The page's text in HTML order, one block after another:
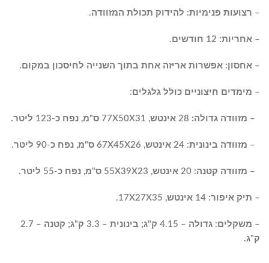
– רצועות פנימיות: להידוק תכולת המזוודה.
– אחריות: 12 חודשים.
– אחסון: אפשרות אריזה אחת בתוך השנייה לחיסכון במקום.
– מימדים חיצוניים כולל גלגלים:
– מזוודה גדולה: 28 אינטש, 77X50X31 ס"מ, נפח כ-123 ליטר.
– מזוודה בינונית: 24 אינטש, 67X45X26 ס"מ, נפח כ-90 ליטר.
– מזוודה קטנה: 20 אינטש, 55X39X23 ס"מ, נפח כ-55 ליטר.
– תיק איפור: 14 אינטש, 17X27X35.
– משקלים: גדולה – 4.15 ק"ג; בינונית – 3.3 ק"ג; קטנה – 2.7
ק"ג.